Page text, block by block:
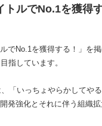
トルでNo.1を獲得
でNo.1を獲得する！」を
指しています。
「いっちょやらかしてや
発強化とそれに伴う組織